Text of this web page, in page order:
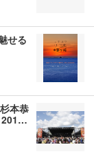
せる
本恭
201…